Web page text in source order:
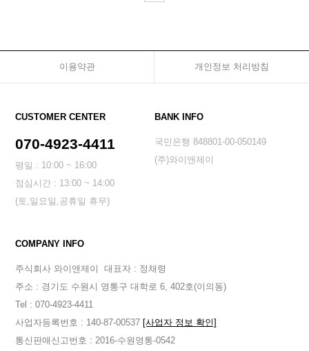
이용약관 개인정보 처리방침
CUSTOMER CENTER
070-4923-4411
평일 : 10:00 ~ 16:00
점심시간 : 13:00 ~ 14:00
(토,일요일,공휴일 휴무)
BANK INFO
국민은행 848801-00-050149
(주)와이앤제이
COMPANY INFO
주식회사 와이앤제이
대표자 : 정채령
주소 : 경기도 수원시 영통구 대학로 6, 402호(이의동)
Tel : 070-4923-4411
사업자등록번호 : 140-87-00537 [사업자 정보 확인]
통신판매신고번호 : 2016-수원영통-0542